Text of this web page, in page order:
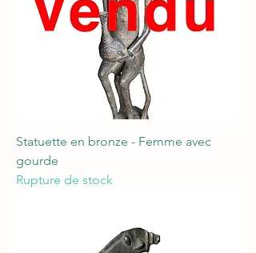
Statuette en bronze - Femme avec
gourde
Rupture de stock